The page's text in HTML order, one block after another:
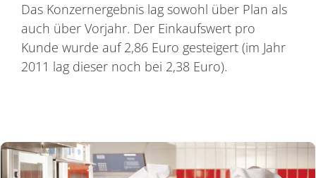
Das Konzernergebnis lag sowohl über Plan als
auch über Vorjahr. Der Einkaufswert pro
Kunde wurde auf 2,86 Euro gesteigert (im Jahr
2011 lag dieser noch bei 2,38 Euro).